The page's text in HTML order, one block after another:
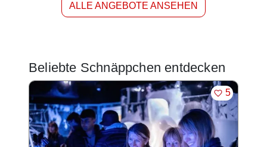
ALLE ANGEBOTE ANSEHEN
Beliebte Schnäppchen entdecken
MERKEN
5